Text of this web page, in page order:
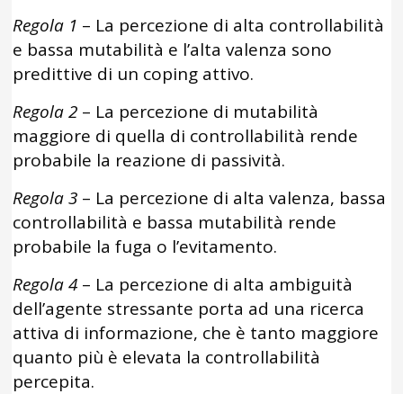
Regola 1 – La percezione di alta controllabilità
e bassa mutabilità e l’alta valenza sono
predittive di un coping attivo.
Regola 2 – La percezione di mutabilità
maggiore di quella di controllabilità rende
probabile la reazione di passività.
Regola 3 – La percezione di alta valenza, bassa
controllabilità e bassa mutabilità rende
probabile la fuga o l’evitamento.
Regola 4 – La percezione di alta ambiguità
dell’agente stressante porta ad una ricerca
attiva di informazione, che è tanto maggiore
quanto più è elevata la controllabilità
percepita.